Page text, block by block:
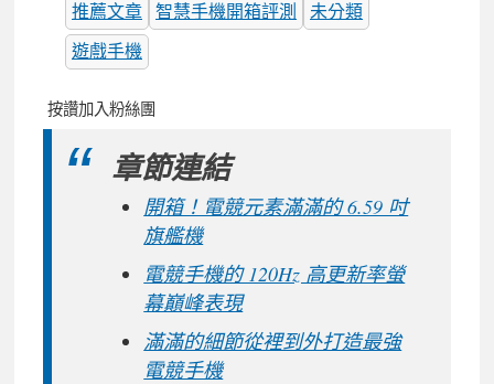
推薦文章
智慧手機開箱評測
未分類
遊戲手機
按讚加入粉絲團
章節連結
開箱！電競元素滿滿的 6.59 吋
旗艦機
電競手機的 120Hz 高更新率螢
幕巔峰表現
滿滿的細節從裡到外打造最強
電競手機